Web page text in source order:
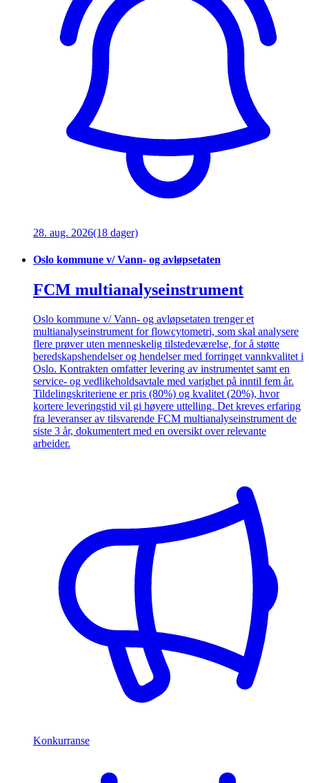
28. aug. 2026(18 dager)
Oslo kommune v/ Vann- og avløpsetaten
FCM multianalyseinstrument
Oslo kommune v/ Vann- og avløpsetaten trenger et
multianalyseinstrument for flowcytometri, som skal analysere
flere prøver uten menneskelig tilstedeværelse, for å støtte
beredskapshendelser og hendelser med forringet vannkvalitet i
Oslo. Kontrakten omfatter levering av instrumentet samt en
service- og vedlikeholdsavtale med varighet på inntil fem år.
Tildelingskriteriene er pris (80%) og kvalitet (20%), hvor
kortere leveringstid vil gi høyere uttelling. Det kreves erfaring
fra leveranser av tilsvarende FCM multianalyseinstrument de
siste 3 år, dokumentert med en oversikt over relevante
arbeider.
Konkurranse